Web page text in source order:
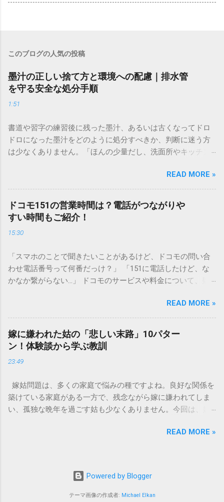
このブログの人気の投稿
墨汁の正しい捨て方と環境への配慮｜排水管
を守る安全な処分手順
1:51
書道や習字の練習後に残った墨汁、あるいは古くなってドロ
ドロになった墨汁をどのように処分すべきか、判断に迷う方
は少なくありません。「ほんの少量だし、洗面所やキッチン
と、実は予期せぬトラブルを招く原因となります。 墨汁は、
一般的な生活排水とは性質が大きく異なります。そのまま排
水口へ流すことは環境負荷だけでなく、ご自宅の排水設備を
傷める可能性も高いため、非常に危険です。この記事では、
墨汁を安全かつ環境に優しい方法で処分するための手順と、
容器を適切に分別する方法を徹底解説します。 墨汁を「排水
す）」と「膠（にかわ）」、そして水です。これらは非常に
微細かつ独特の粘性を持っているため、下水処理や配管維持
の観点から以下の問題が発生します。 1. 環境への深刻な負荷
施設であっても、これらの微粒子を完全に分解・除去するこ
とは容易ではありません。大量に流し続けると河川や海まで
到達し、水質の濁りや生態系へ悪影響を及ぼすリスクがあり
ます。 2. 排水管の詰まりと劣化 墨汁の粘度を保っている「膠
め、深刻な詰まりを引き起こします。特に築年数が経過した
住宅では配管トラブルが起きやすく、修理費用が高額になる
ケースも珍しくありません。 3. 頑固なシミと汚れの沈着 陶器
やホーロー製のシンクに墨汁が付着すると、細かい粒子が素
材の隙間に入り込み、取れない黒ずみとなります。一度素材
汁を処分する際は、「液体として流さない」ことが絶対ルー
READ MORE »
ドコモ151の営業時間は？電話がつながりや
すい時間もご紹介！
15:30
「スマホのことで聞きたいことがあるけど、ドコモの問い合
わせ電話番号って何番だっけ？」 「151に電話したけど、な
かなか繋がらない…」 ドコモのサービスや料金について、疑
ンフォメーションセンター」の専用電話番号「151」ですよ
ね。 でも、「 ドコモ151は何時まで 営業しているの？」「
151は何時から 受付可能なの？」と営業時間がわからず、な
かなか電話ができない方もいるかもしれません。 この記事で
は、ドコモ151の営業時間や、電話が繋がりやすい時間帯、さ
らには電話がつながらない時の対処法をわかりやすく解説し
言うと、ドコモのインフォメーションセンター「151」の受付
時間は、 午前9時から午後8時まで です。 年中無休で、土日
祝日も営業しています。「 151 営業時間 」を気にする際、ま
って連絡することができますね。 この時間内であれば、ドコ
以外からの問い合わせは、電話番号や通話料が異なるので注
話・他社携帯から： 0120-800-000（無料） どちらの番号も、
READ MORE »
嫁に嫌われた姑の「悲しい末路」10パター
ン！体験談から学ぶ教訓
23:49
嫁姑問題は、多くの家庭で悩みの種ですよね。良好な関係を
築けている家庭がある一方で、残念ながら嫁に嫌われてしま
い、孤独な晩年を過ごす姑も少なくありません。今回は、嫁
を10パターンご紹介します。実体験に基づいたエピソードも
する 「まさか追い出されるなんて…」という声も聞かれるの
が、同居の破綻です。最初は良かれと思って始めた同居も、
嫁との関係が悪化すると、家の中で常に緊張感が漂う状態
READ MORE »
Powered by Blogger
テーマ画像の作成者: Michael Elkan